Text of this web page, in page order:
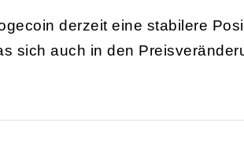
derzeit eine stabilere
sich auch in den